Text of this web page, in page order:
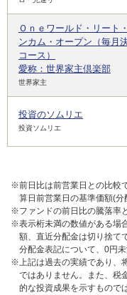
Ｏｎｅワールド・リート
ンカム・オープン（毎月
コース）
愛称：世界家主倶楽部
世界家主
投資のソムリエ
投資ソムリエ
※前日比は前営業日との比較
算日前営業日の基準価額(分
※ファンドの前日比の騰落率
※表示桁未満の数値がある場
額、直近分配金は切り捨て
分配金表記について、0円
※上記は過去の実績であり、
ではありません。また、税
的な投資成果を示すもので